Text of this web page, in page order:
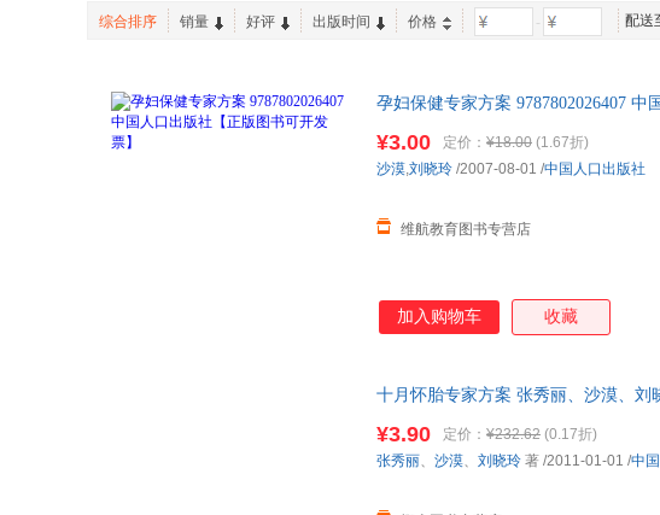
综合排序 销量 好评 出版时间 价格 - 配送
孕妇保健专家方案 9787802026407
¥3.00 定价： ¥18.00 (1.67折)
维航教育图书专营店
沙漠,刘晓玲 /2007-08-01 /中国人口出版社
加入购物车 收藏
十月怀胎专家方案 张秀丽、沙漠、刘
¥3.90 定价： ¥232.62 (0.17折)
张秀丽、 沙漠、 刘晓玲 著 /2011-01-01 /中